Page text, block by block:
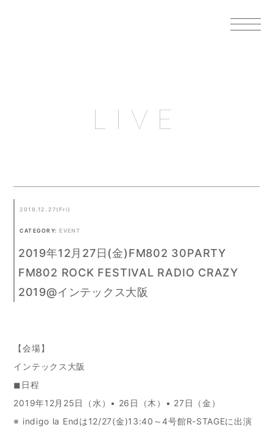
LIVE
2019.12.27(Fri)
CATEGORY: EVENT
2019年12月27日(金)FM802 30PARTY
FM802 ROCK FESTIVAL RADIO CRAZY
2019@インテックス大阪
【会場】
インテックス大阪
◼日程
2019年12月25日（水）• 26日（木）• 27日（金）
※ indigo la Endは12/27(金)13:40～4号館R-STAGEに出演